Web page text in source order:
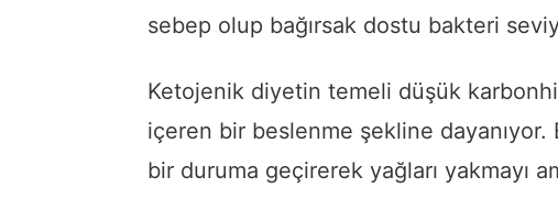
sebep olup bağırsak dostu bakteri
Ketojenik diyetin temeli düşük
içeren bir beslenme şekline
bir duruma geçirerek yağları yakmayı